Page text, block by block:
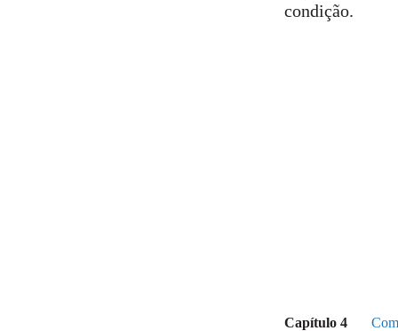
Capítulo 4
condição.